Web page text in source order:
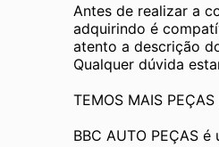
Antes de realizar a
adquirindo é
atento a descrição
Qualquer dúvida
TEMOS MAIS PEÇAS
BBC AUTO PEÇAS